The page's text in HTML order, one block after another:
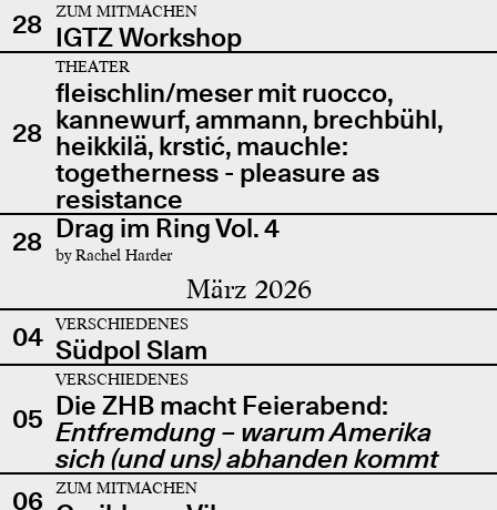
28
ZUM MITMACHEN
IGTZ Workshop
28
THEATER
fleischlin/meser mit ruocco,
kannewurf, ammann, brechbühl,
heikkilä, krstić, mauchle:
togetherness - pleasure as
resistance
28 Drag im Ring Vol. 4
by Rachel Harder
März 2026
04 VERSCHIEDENES
Südpol Slam
05
VERSCHIEDENES
Die ZHB macht Feierabend:
Entfremdung – warum Amerika
sich (und uns) abhanden kommt
06
ZUM MITMACHEN